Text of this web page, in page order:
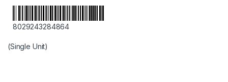
8029243284864
(Single Unit)